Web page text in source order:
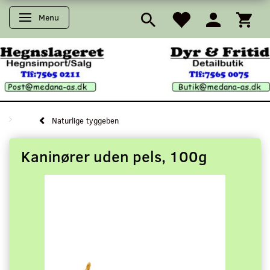
Skifte navigation
Menu
Naturlige tyggeben
Kaninører uden pels, 100g